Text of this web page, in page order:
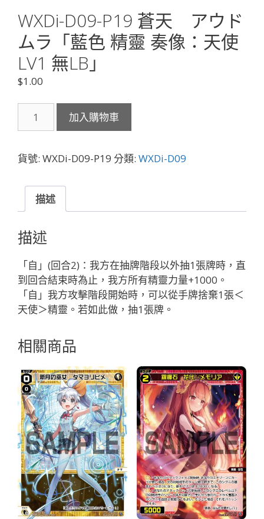
WXDi-D09-P19 蒼天 アウド
ムラ「藍色 精靈 奏像：天使
LV1 無LB」
$1.00
D09-
蒼
ア
ド
ム
ラ
「藍
色
精
靈
奏
天
LV1
無
LB」
數
量
加入購物車
貨號: WXDi-D09-P19 分類: WXDi-D09
描述
描述
「自」(回合2)：我方在抽牌階段以外抽1張牌時，直
到回合結束時為止，我方所有精靈力量+1000。
「自」我方攻擊階段開始時，可以從手牌捨棄1張＜
天使＞精靈。若如此做，抽1張牌。
相關商品